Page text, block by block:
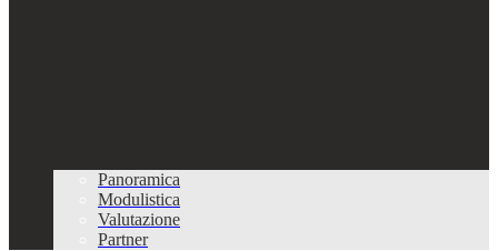
Panoramica
Modulistica
Valutazione
Partner